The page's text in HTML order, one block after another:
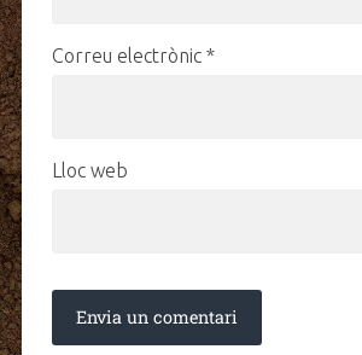
Correu electrònic *
Lloc web